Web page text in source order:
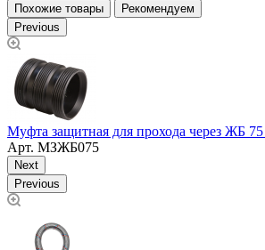
Похожие товары
Рекомендуем
Previous
Муфта защитная для прохода через ЖБ
Арт. МЗЖБ075
Next
Previous